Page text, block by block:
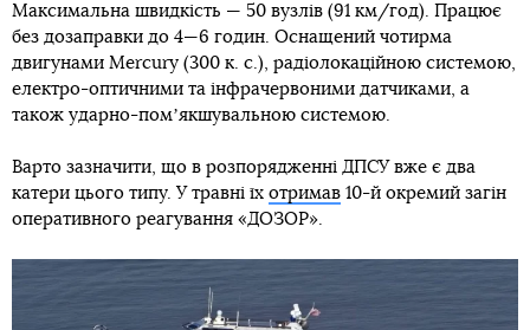
Максимальна швидкість — 50 вузлів (91 км/год). Працює
без дозаправки до 4—6 годин. Оснащений чотирма
двигунами Mercury (300 к. с.), радіолокаційною системою,
електро-оптичними та інфрачервоними датчиками, а
також ударно-помʼякшувальною системою.
Варто зазначити, що в розпорядженні ДПСУ вже є два
катери цього типу. У травні їх отримав 10-й окремий загін
оперативного реагування «ДОЗОР».